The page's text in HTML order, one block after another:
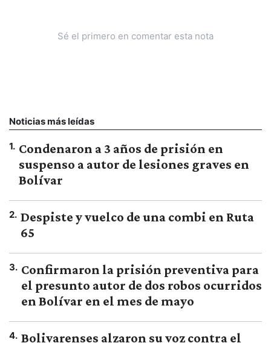
Sé el primero en comentar esta nota
Noticias más leídas
1. Condenaron a 3 años de prisión en
suspenso a autor de lesiones graves en
Bolívar
2. Despiste y vuelco de una combi en Ruta
65
3. Confirmaron la prisión preventiva para
el presunto autor de dos robos ocurridos
en Bolívar en el mes de mayo
4. Bolivarenses alzaron su voz contra el